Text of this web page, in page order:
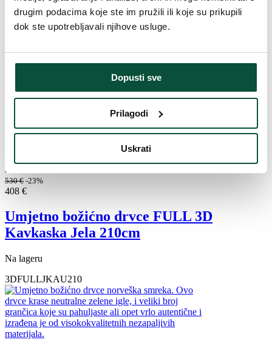
drugim podacima koje ste im pružili ili koje su prikupili
dok ste upotrebljavali njihove usluge.
Dopusti sve
Prilagodi
Uskrati
5,0
530€ -23%
408 €
Umjetno božićno drvce FULL 3D
Kavkaska Jela 210cm
Na lageru
3DFULLJKAU210